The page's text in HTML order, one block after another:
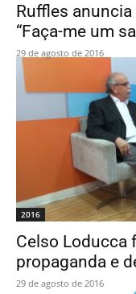
Ruffles
“Faça-me um
29 de agosto de 2016
2016
Celso Loducca
propaganda e
29 de agosto de 2016